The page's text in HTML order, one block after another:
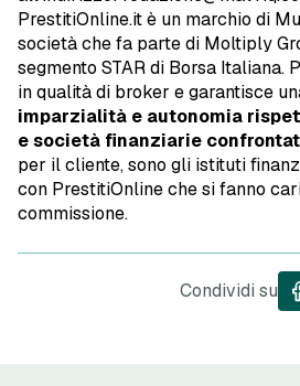
PrestitiOnline.it è un marchio di
società che fa parte di Moltiply
segmento STAR di Borsa Italiana.
in qualità di broker e garantisce
imparzialità e autonomia
e società finanziarie
per il cliente, sono gli istituti
con PrestitiOnline che si fanno
commissione.
Condividi su